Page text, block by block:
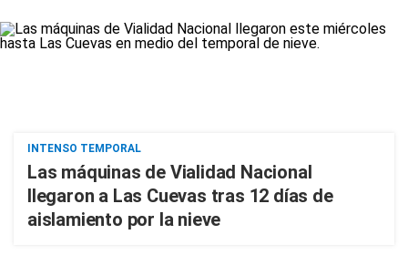
INTENSO TEMPORAL
Las máquinas de Vialidad Nacional
llegaron a Las Cuevas tras 12 días de
aislamiento por la nieve